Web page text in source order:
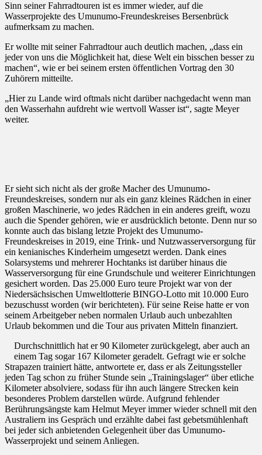
Sinn seiner Fahrradtouren ist es immer wieder, auf die
Wasserprojekte des Umunumo-Freundeskreises Bersenbrück
aufmerksam zu machen.
Er wollte mit seiner Fahrradtour auch deutlich machen, „dass ein
jeder von uns die Möglichkeit hat, diese Welt ein bisschen besser zu
machen“, wie er bei seinem ersten öffentlichen Vortrag den 30
Zuhörern mitteilte.
„Hier zu Lande wird oftmals nicht darüber nachgedacht wenn man
den Wasserhahn aufdreht wie wertvoll Wasser ist“, sagte Meyer
weiter.
Er sieht sich nicht als der große Macher des Umunumo-
Freundeskreises, sondern nur als ein ganz kleines Rädchen in einer
großen Maschinerie, wo jedes Rädchen in ein anderes greift, wozu
auch die Spender gehören, wie er ausdrücklich betonte. Denn nur so
konnte auch das bislang letzte Projekt des Umunumo-
Freundeskreises in 2019, eine Trink- und Nutzwasserversorgung für
ein kenianisches Kinderheim umgesetzt werden. Dank eines
Solarsystems und mehrerer Hochtanks ist darüber hinaus die
Wasserversorgung für eine Grundschule und weiterer Einrichtungen
gesichert worden. Das 25.000 Euro teure Projekt war von der
Niedersächsischen Umweltlotterie BINGO-Lotto mit 10.000 Euro
bezuschusst worden (wir berichteten). Für seine Reise hatte er von
seinem Arbeitgeber neben normalen Urlaub auch unbezahlten
Urlaub bekommen und die Tour aus privaten Mitteln finanziert.
Durchschnittlich hat er 90 Kilometer zurückgelegt, aber auch an
einem Tag sogar 167 Kilometer geradelt. Gefragt wie er solche
Strapazen trainiert hätte, antwortete er, dass er als Zeitungssteller
jeden Tag schon zu früher Stunde sein „Trainingslager“ über etliche
Kilometer absolviere, sodass für ihn auch längere Strecken kein
besonderes Problem darstellen würde. Aufgrund fehlender
Berührungsängste kam Helmut Meyer immer wieder schnell mit den
Australiern ins Gespräch und erzählte dabei fast gebetsmühlenhaft
bei jeder sich anbietenden Gelegenheit über das Umunumo-
Wasserprojekt und seinem Anliegen.